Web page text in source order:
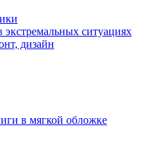
ситуациях
дизайн
в мягкой обложке